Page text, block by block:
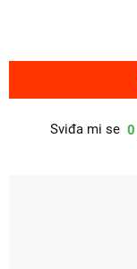
Sviđa mi se 0